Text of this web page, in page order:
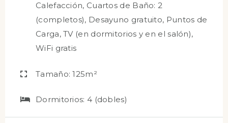
Calefacción, Cuartos de Baño: 2
(completos), Desayuno gratuito, Puntos de
Carga,TV (en dormitorios y en el salón),
WiFi gratis
Tamaño: 125m²
Dormitorios: 4 (dobles)